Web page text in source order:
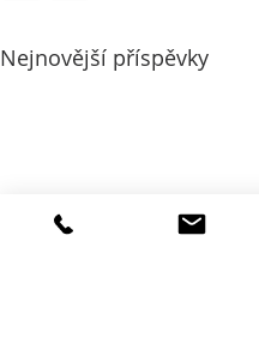
Nejnovější příspěvky